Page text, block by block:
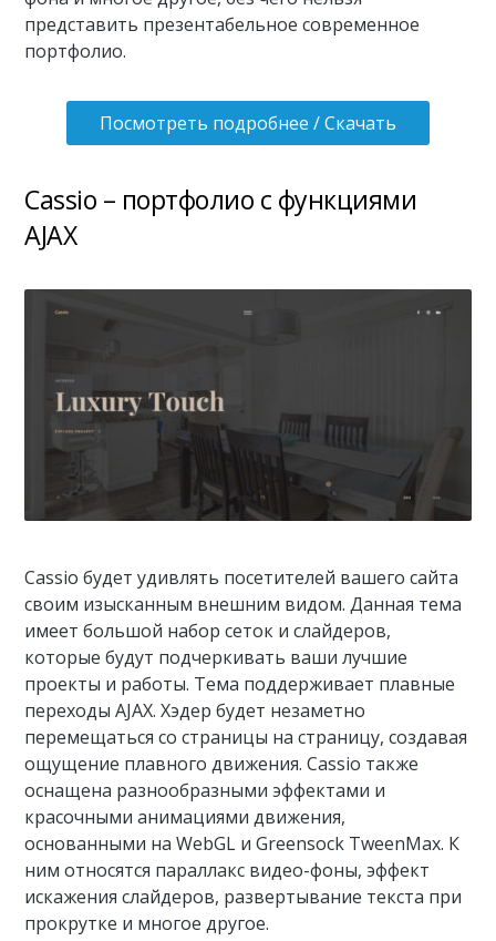
представить презентабельное современное
портфолио.
Посмотреть подробнее / Скачать
Cassio – портфолио с функциями
AJAX
Cassio будет удивлять посетителей вашего сайта
своим изысканным внешним видом. Данная тема
имеет большой набор сеток и слайдеров,
которые будут подчеркивать ваши лучшие
проекты и работы. Тема поддерживает плавные
переходы AJAX. Хэдер будет незаметно
перемещаться со страницы на страницу, создавая
ощущение плавного движения. Cassio также
оснащена разнообразными эффектами и
красочными анимациями движения,
основанными на WebGL и Greensock TweenMax. К
ним относятся параллакс видео-фоны, эффект
искажения слайдеров, развертывание текста при
прокрутке и многое другое.